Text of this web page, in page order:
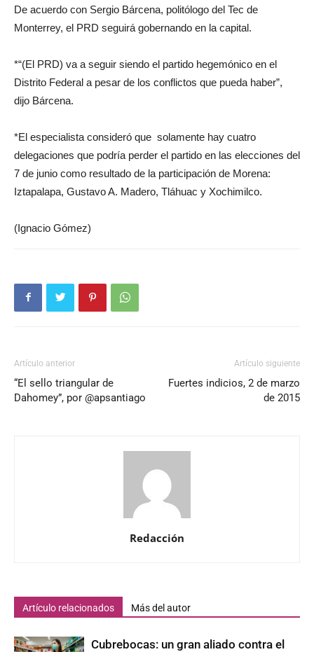
De acuerdo con Sergio Bárcena, politólogo del Tec de
Monterrey, el PRD seguirá gobernando en la capital.
*“(El PRD) va a seguir siendo el partido hegemónico en el
Distrito Federal a pesar de los conflictos que pueda haber”,
dijo Bárcena.
*El especialista consideró que solamente hay cuatro
delegaciones que podría perder el partido en las elecciones del
7 de junio como resultado de la participación de Morena:
Iztapalapa, Gustavo A. Madero, Tláhuac y Xochimilco.
(Ignacio Gómez)
Artículo anterior
“El sello triangular de
Dahomey”, por @apsantiago
Artículo siguiente
Fuertes indicios, 2 de marzo
de 2015
Redacción
Artículo relacionados Más del autor
Cubrebocas: un gran aliado contra el